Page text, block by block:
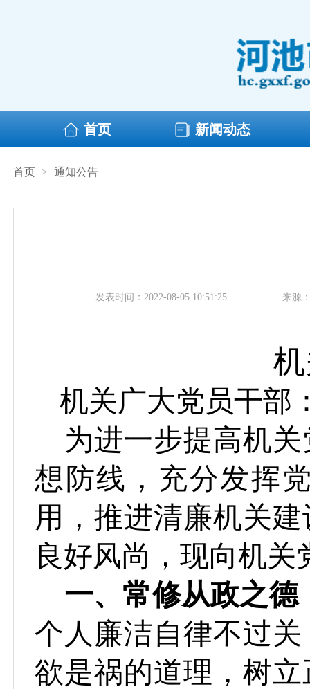
首页 新闻动态
首页 > 通知公告
发表时间：2022-08-05 10:51:25 来源
机关广大党员干部
为进一步提高机
想防线，充分发挥
用，推进清廉机关
良好风尚，现向机
一、 常修从政之德
个人廉洁自律不过
欲是祸的道理，树